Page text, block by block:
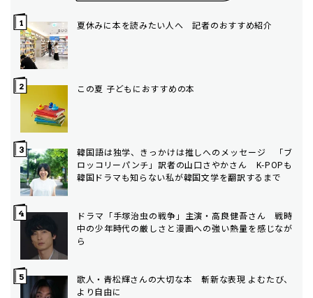
夏休みに本を読みたい人へ 記者のおすすめ紹介
この夏 子どもにおすすめの本
韓国語は独学、きっかけは推しへのメッセージ 「ブ
ロッコリーパンチ」訳者の山口さやかさん K-POPも
韓国ドラマも知らない私が韓国文学を翻訳するまで
ドラマ「手塚治虫の戦争」主演・高良健吾さん 戦時
中の少年時代の厳しさと漫画への強い熱量を感じなが
ら
歌人・青松輝さんの大切な本 斬新な表現 よむたび、
より自由に